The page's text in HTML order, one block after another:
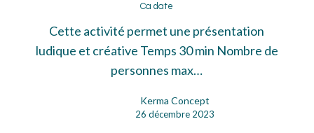
date
Ca date
Cette activité permet une présentation
ludique et créative Temps 30 min Nombre de
personnes max…
Kerma Concept
26 décembre 2023